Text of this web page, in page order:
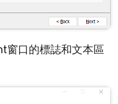
窗口的標誌和文本區